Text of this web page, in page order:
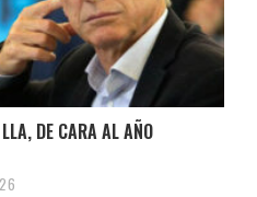
DE CARA AL AÑO